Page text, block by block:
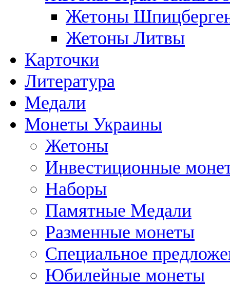
Жетоны
Жетоны Литвы
Карточки
Литература
Медали
Монеты Украины
Жетоны
Инвестиционные
Наборы
Памятные Медали
Разменные монеты
Специальное
Юбилейные монеты